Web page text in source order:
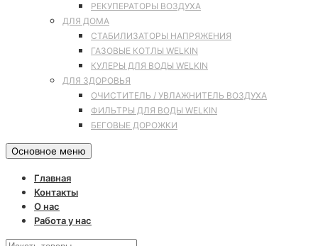
РЕКУПЕРАТОРЫ ВОЗДУХА
ДЛЯ ДОМА
СТАБИЛИЗАТОРЫ НАПРЯЖЕНИЯ
ГАЗОВЫЕ КОТЛЫ WELKIN
КУЛЕРЫ ДЛЯ ВОДЫ WELKIN
ДЛЯ ЗДОРОВЬЯ
ОЧИСТИТЕЛЬ / УВЛАЖНИТЕЛЬ ВОЗДУХА
ФИЛЬТРЫ ДЛЯ ВОДЫ WELKIN
БЕГОВЫЕ ДОРОЖКИ
Основное меню
Главная
Контакты
О нас
Работа у нас